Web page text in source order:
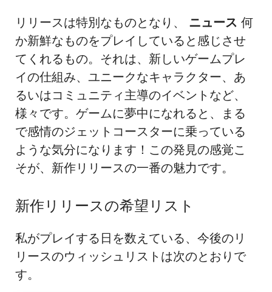
リリースは特別なものとなり、 ニュース 何
か新鮮なものをプレイしていると感じさせ
てくれるもの。それは、新しいゲームプレ
イの仕組み、ユニークなキャラクター、あ
るいはコミュニティ主導のイベントなど、
様々です。ゲームに夢中になれると、まる
で感情のジェットコースターに乗っている
ような気分になります！この発見の感覚こ
そが、新作リリースの一番の魅力です。
新作リリースの希望リスト
私がプレイする日を数えている、今後のリ
リースのウィッシュリストは次のとおりで
す。